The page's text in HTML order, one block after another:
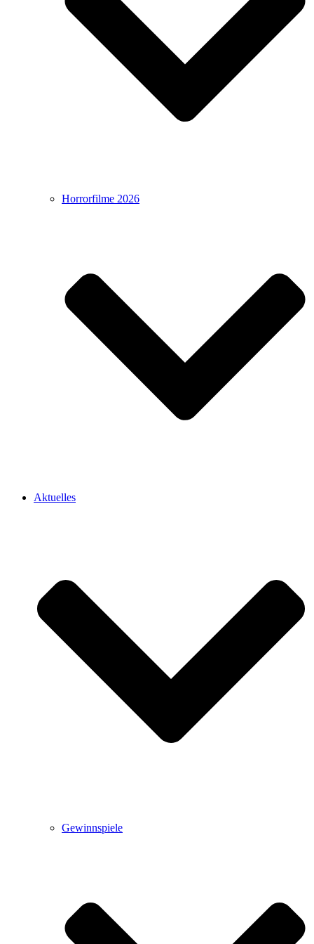
Horrorfilme 2026
Aktuelles
Gewinnspiele